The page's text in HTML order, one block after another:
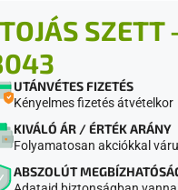
SZETT
UTÁNVÉTES FIZETÉS
Kényelmes fizetés átvételkor
KIVÁLÓ ÁR / ÉRTÉK ARÁNY
Folyamatosan akciókkal
ABSZOLÚT